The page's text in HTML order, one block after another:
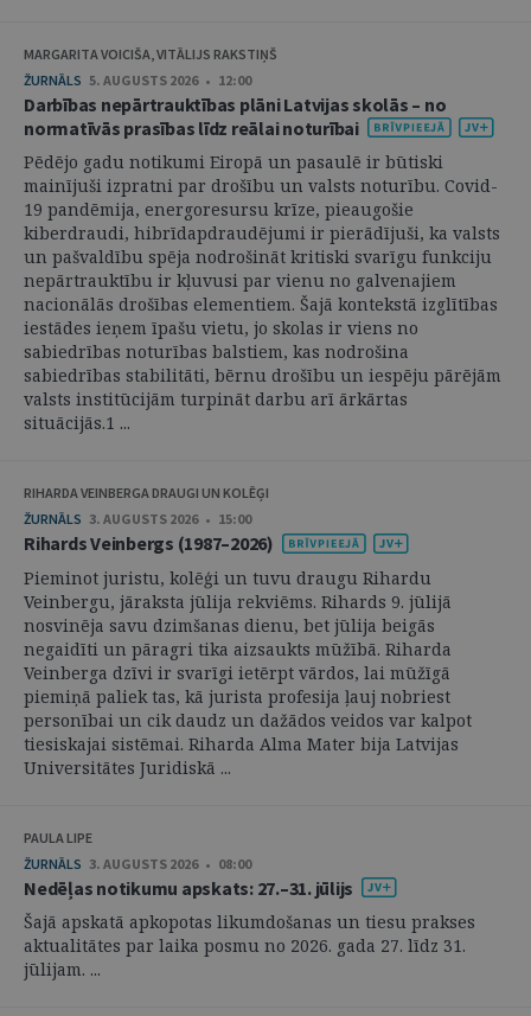
MARGARITA VOICIŠA, VITĀLIJS RAKSTIŅŠ
ŽURNĀLS 5. AUGUSTS 2026 • 12:00
Darbības nepārtrauktības plāni Latvijas skolās – no
normatīvās prasības līdz reālai noturībai
Pēdējo gadu notikumi Eiropā un pasaulē ir būtiski
mainījuši izpratni par drošību un valsts noturību. Covid-
19 pandēmija, energoresursu krīze, pieaugošie
kiberdraudi, hibrīdapdraudējumi ir pierādījuši, ka valsts
un pašvaldību spēja nodrošināt kritiski svarīgu funkciju
nepārtrauktību ir kļuvusi par vienu no galvenajiem
nacionālās drošības elementiem. Šajā kontekstā izglītības
iestādes ieņem īpašu vietu, jo skolas ir viens no
sabiedrības noturības balstiem, kas nodrošina
sabiedrības stabilitāti, bērnu drošību un iespēju pārējām
valsts institūcijām turpināt darbu arī ārkārtas
situācijās.1 ...
RIHARDA VEINBERGA DRAUGI UN KOLĒĢI
ŽURNĀLS 3. AUGUSTS 2026 • 15:00
Rihards Veinbergs (1987–2026)
Pieminot juristu, kolēģi un tuvu draugu Rihardu
Veinbergu, jāraksta jūlija rekviēms. Rihards 9. jūlijā
nosvinēja savu dzimšanas dienu, bet jūlija beigās
negaidīti un pāragri tika aizsaukts mūžībā. Riharda
Veinberga dzīvi ir svarīgi ietērpt vārdos, lai mūžīgā
piemiņā paliek tas, kā jurista profesija ļauj nobriest
personībai un cik daudz un dažādos veidos var kalpot
tiesiskajai sistēmai. Riharda Alma Mater bija Latvijas
Universitātes Juridiskā ...
PAULA LIPE
ŽURNĀLS 3. AUGUSTS 2026 • 08:00
Nedēļas notikumu apskats: 27.–31. jūlijs
Šajā apskatā apkopotas likumdošanas un tiesu prakses
aktualitātes par laika posmu no 2026. gada 27. līdz 31.
jūlijam. ...